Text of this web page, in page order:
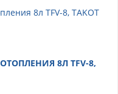
8Л TFV-8,